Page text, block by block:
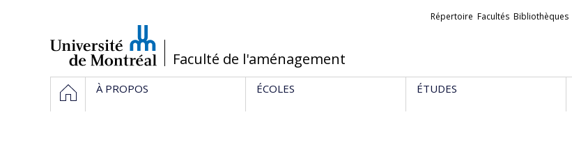
/Faculté de l'aménagement
Liens
Répertoire Facultés Bibliothèques
Navigation
principale
HOMEÀ PROPOS ÉCOLES ÉTUDES